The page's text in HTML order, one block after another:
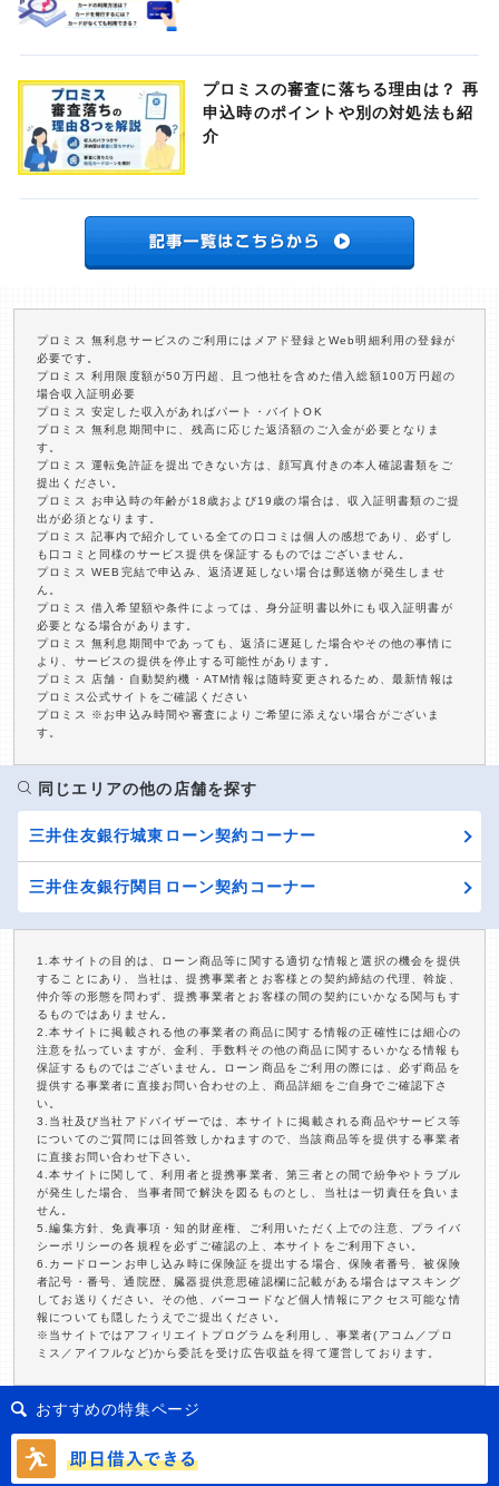
プロミスの審査に落ちる理由は？ 再
申込時のポイントや別の対処法も紹
介
プロミス 無利息サービスのご利用にはメアド登録とWeb明細利用の登録が
必要です。
プロミス 利用限度額が50万円超、且つ他社を含めた借入総額100万円超の
場合収入証明必要
プロミス 安定した収入があればパート・バイトOK
プロミス 無利息期間中に、残高に応じた返済額のご入金が必要となりま
す。
プロミス 運転免許証を提出できない方は、顔写真付きの本人確認書類をご
提出ください。
プロミス お申込時の年齢が18歳および19歳の場合は、収入証明書類のご提
出が必須となります。
プロミス 記事内で紹介している全ての口コミは個人の感想であり、必ずし
も口コミと同様のサービス提供を保証するものではございません。
プロミス WEB完結で申込み、返済遅延しない場合は郵送物が発生しませ
ん。
プロミス 借入希望額や条件によっては、身分証明書以外にも収入証明書が
必要となる場合があります。
プロミス 無利息期間中であっても、返済に遅延した場合やその他の事情に
より、サービスの提供を停止する可能性があります。
プロミス 店舗・自動契約機・ATM情報は随時変更されるため、最新情報は
プロミス公式サイトをご確認ください
プロミス ※お申込み時間や審査によりご希望に添えない場合がございま
す。
同じエリアの他の店舗を探す
三井住友銀行城東ローン契約コーナー
三井住友銀行関目ローン契約コーナー
1.本サイトの目的は、ローン商品等に関する適切な情報と選択の機会を提供
することにあり、当社は、提携事業者とお客様との契約締結の代理、斡旋、
仲介等の形態を問わず、提携事業者とお客様の間の契約にいかなる関与もす
るものではありません。
2.本サイトに掲載される他の事業者の商品に関する情報の正確性には細心の
注意を払っていますが、金利、手数料その他の商品に関するいかなる情報も
保証するものではございません。ローン商品をご利用の際には、必ず商品を
提供する事業者に直接お問い合わせの上、商品詳細をご自身でご確認下さ
い。
3.当社及び当社アドバイザーでは、本サイトに掲載される商品やサービス等
についてのご質問には回答致しかねますので、当該商品等を提供する事業者
に直接お問い合わせ下さい。
4.本サイトに関して、利用者と提携事業者、第三者との間で紛争やトラブル
が発生した場合、当事者間で解決を図るものとし、当社は一切責任を負いま
せん。
5.編集方針、免責事項・知的財産権、ご利用いただく上での注意、プライバ
シーポリシーの各規程を必ずご確認の上、本サイトをご利用下さい。
6.カードローンお申し込み時に保険証を提出する場合、保険者番号、被保険
者記号・番号、通院歴、臓器提供意思確認欄に記載がある場合はマスキング
してお送りください。その他、バーコードなど個人情報にアクセス可能な情
報についても隠したうえでご提出ください。
※当サイトではアフィリエイトプログラムを利用し、事業者(アコム／プロ
ミス／アイフルなど)から委託を受け広告収益を得て運営しております。
おすすめの特集ページ